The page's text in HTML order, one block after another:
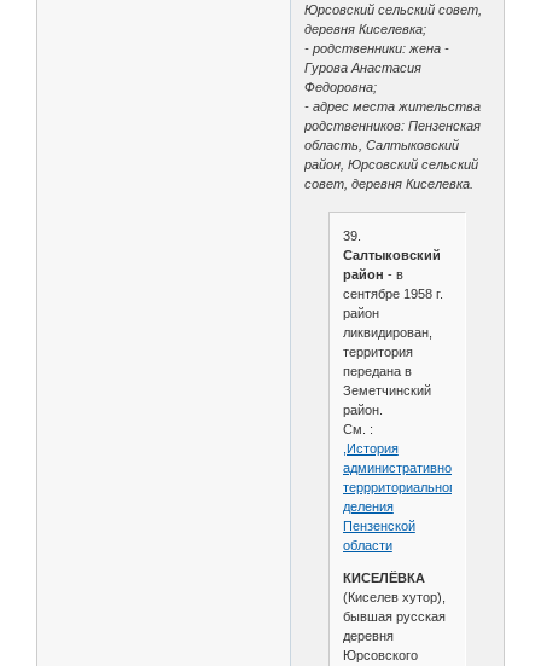
Юрсовский сельский совет,
деревня Киселевка;
- родственники: жена -
Гурова Анастасия
Федоровна;
- адрес места жительства
родственников: Пензенская
область, Салтыковский
район, Юрсовский сельский
совет, деревня Киселевка.
39.
Салтыковский
район - в
сентябре 1958 г.
район
ликвидирован,
территория
передана в
Земетчинский
район.
См. :
,История
административно-
террриториального
деления
Пензенской
области
КИСЕЛЁВКА
(Киселев хутор),
бывшая русская
деревня
Юрсовского